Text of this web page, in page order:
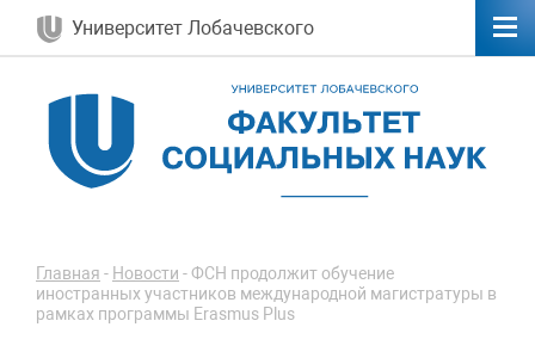
Университет Лобачевского
Главная - Новости -ФСН продолжит обучение
иностранных участников международной магистратуры в
рамках программы Erasmus Plus